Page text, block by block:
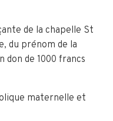
de la chapelle St
du prénom de la
de 1000 francs
maternelle et